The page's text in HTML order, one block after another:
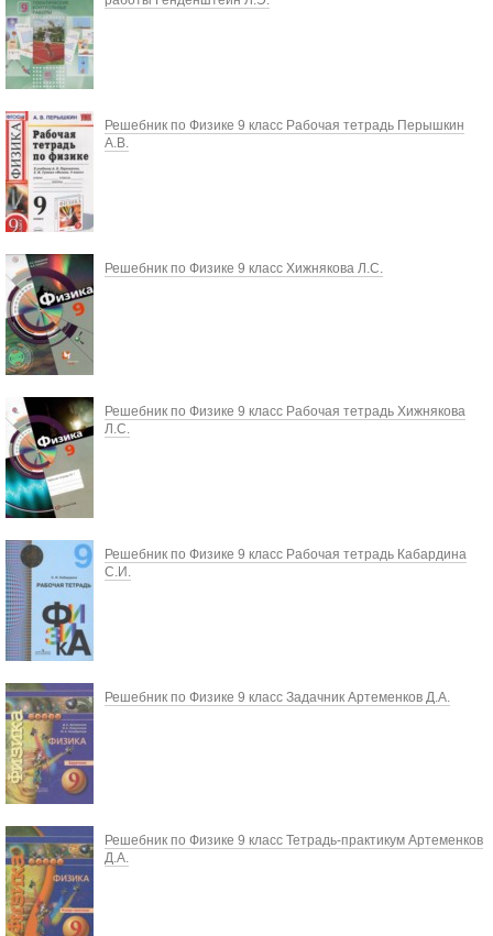
Решебник по Физике 9 класс Рабочая тетрадь Перышкин
А.В.
Решебник по Физике 9 класс Хижнякова Л.С.
Решебник по Физике 9 класс Рабочая тетрадь Хижнякова
Л.С.
Решебник по Физике 9 класс Рабочая тетрадь Кабардина
С.И.
Решебник по Физике 9 класс Задачник Артеменков Д.А.
Решебник по Физике 9 класс Тетрадь-практикум Артеменков
Д.А.